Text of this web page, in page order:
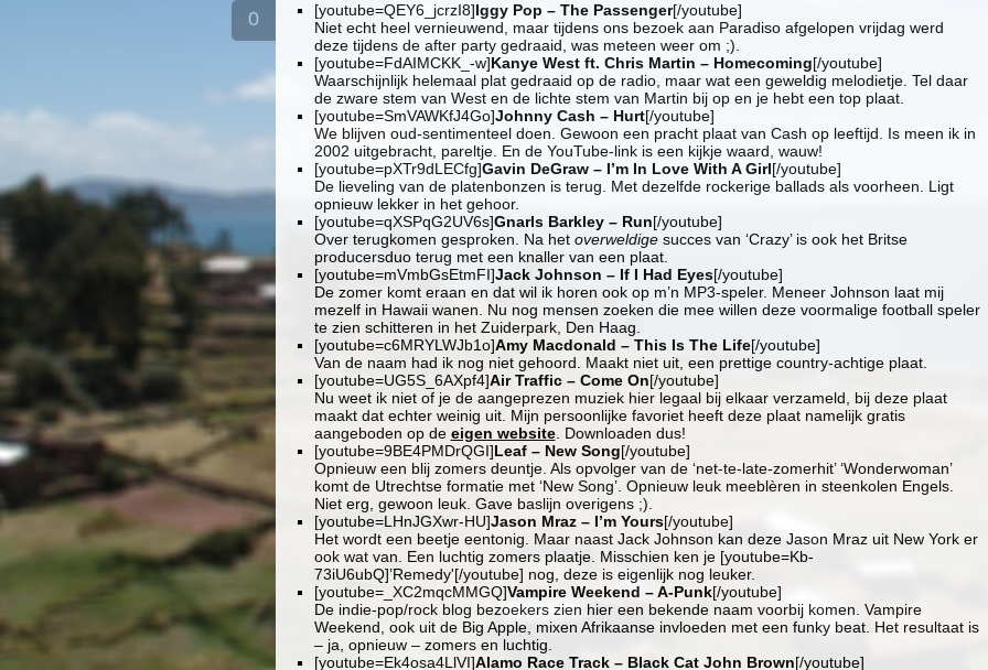
0
[youtube=QEY6_jcrzI8]Iggy Pop – The Passenger[/youtube]
Niet echt heel vernieuwend, maar tijdens ons bezoek aan Paradiso afgelopen vrijdag werd
deze tijdens de after party gedraaid, was meteen weer om ;).
[youtube=FdAIMCKK_-w]Kanye West ft. Chris Martin – Homecoming[/youtube]
Waarschijnlijk helemaal plat gedraaid op de radio, maar wat een geweldig melodietje. Tel daar
de zware stem van West en de lichte stem van Martin bij op en je hebt een top plaat.
[youtube=SmVAWKfJ4Go]Johnny Cash – Hurt[/youtube]
We blijven oud-sentimenteel doen. Gewoon een pracht plaat van Cash op leeftijd. Is meen ik in
2002 uitgebracht, pareltje. En de YouTube-link is een kijkje waard, wauw!
[youtube=pXTr9dLECfg]Gavin DeGraw – I’m In Love With A Girl[/youtube]
De lieveling van de platenbonzen is terug. Met dezelfde rockerige ballads als voorheen. Ligt
opnieuw lekker in het gehoor.
[youtube=qXSPqG2UV6s]Gnarls Barkley – Run[/youtube]
Over terugkomen gesproken. Na het overweldigesucces van ‘Crazy’ is ook het Britse
producersduo terug met een knaller van een plaat.
[youtube=mVmbGsEtmFI]Jack Johnson – If I Had Eyes[/youtube]
De zomer komt eraan en dat wil ik horen ook op m’n MP3-speler. Meneer Johnson laat mij
mezelf in Hawaii wanen. Nu nog mensen zoeken die mee willen deze voormalige football speler
te zien schitteren in het Zuiderpark, Den Haag.
[youtube=c6MRYLWJb1o]Amy Macdonald – This Is The Life[/youtube]
Van de naam had ik nog niet gehoord. Maakt niet uit, een prettige country-achtige plaat.
[youtube=UG5S_6AXpf4]Air Traffic – Come On[/youtube]
Nu weet ik niet of je de aangeprezen muziek hier legaal bij elkaar verzameld, bij deze plaat
maakt dat echter weinig uit. Mijn persoonlijke favoriet heeft deze plaat namelijk gratis
aangeboden op de eigen website. Downloaden dus!
[youtube=9BE4PMDrQGI]Leaf – New Song[/youtube]
Opnieuw een blij zomers deuntje. Als opvolger van de ‘net-te-late-zomerhit’ ‘Wonderwoman’
komt de Utrechtse formatie met ‘New Song’. Opnieuw leuk meeblèren in steenkolen Engels.
Niet erg, gewoon leuk. Gave baslijn overigens ;).
[youtube=LHnJGXwr-HU]Jason Mraz – I’m Yours[/youtube]
Het wordt een beetje eentonig. Maar naast Jack Johnson kan deze Jason Mraz uit New York er
ook wat van. Een luchtig zomers plaatje. Misschien ken je [youtube=Kb-
73iU6ubQ]’Remedy'[/youtube] nog, deze is eigenlijk nog leuker.
[youtube=_XC2mqcMMGQ]Vampire Weekend – A-Punk[/youtube]
De indie-pop/rock blog bezoekers zien hier een bekende naam voorbij komen. Vampire
Weekend, ook uit de Big Apple, mixen Afrikaanse invloeden met een funky beat. Het resultaat is
– ja, opnieuw – zomers en luchtig.
[youtube=Ek4osa4LlVI]Alamo Race Track – Black Cat John Brown[/youtube]